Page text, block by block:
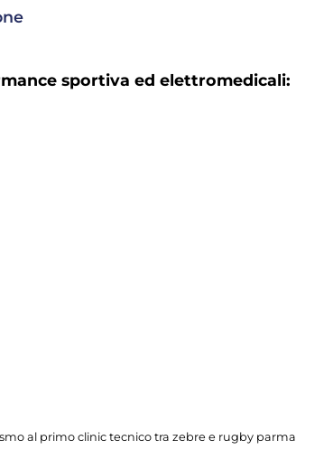
sportiva ed elettromedicali:
al primo clinic tecnico tra zebre e rugby parma